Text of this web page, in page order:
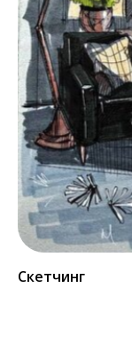
Скетчинг